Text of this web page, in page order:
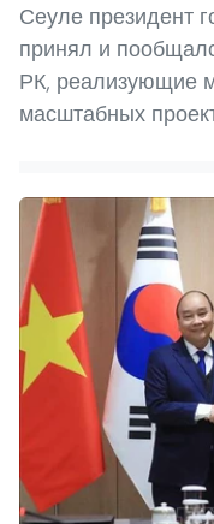
Сеуле президент
принял и
РК, реализующие
масштабных